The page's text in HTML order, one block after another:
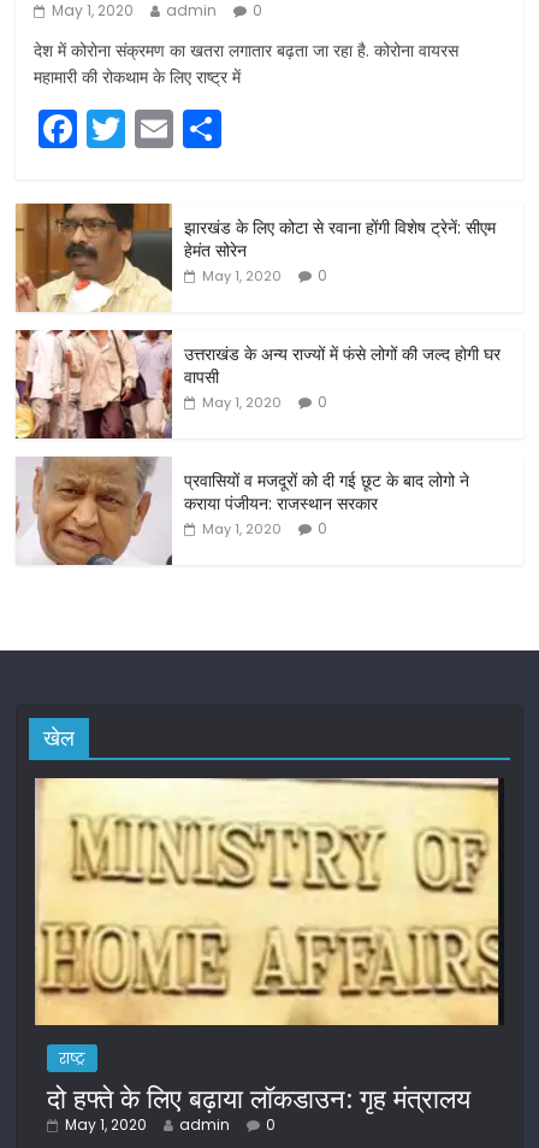
May 1, 2020 admin 0
देश में कोरोना संक्रमण का खतरा लगातार बढ़ता जा रहा है. कोरोना वायरस
महामारी की रोकथाम के लिए राष्ट्र में
F
a
c
e
b
o
o
k
T
w
itt
er
E
m
ar
e
झारखंड के लिए कोटा से रवाना होंगी विशेष ट्रेनें: सीएम
हेमंत सोरेन
May 1, 2020 0
उत्तराखंड के अन्य राज्यों में फंसे लोगों की जल्द होगी घर
वापसी
May 1, 2020 0
प्रवासियों व मजदूरों को दी गई छूट के बाद लोगो ने
कराया पंजीयन: राजस्थान सरकार
May 1, 2020 0
खेल
राष्ट्र
दो हफ्ते के लिए बढ़ाया लॉकडाउन: गृह मंत्रालय
May 1, 2020 admin 0